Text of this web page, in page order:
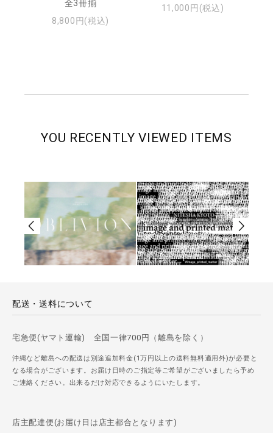
全3冊揃
8,800円(税込)
11,000円(税込)
YOU RECENTLY VIEWED ITEMS
配送・送料について
宅急便(ヤマト運輸) 全国一律700円（離島を除く）
沖縄など離島への配送は別途追加料金(1万円以上の送料無料適用外)が必要と
なる場合がございます。お届け日時のご指定等ご希望がございましたら予め
ご連絡ください。出来るだけ対応できるようにいたします。
店主配達便(お届け日は店主都合となります)